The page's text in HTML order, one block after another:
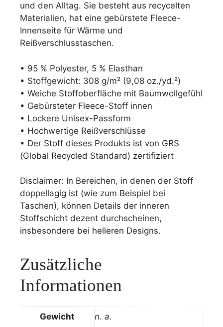
und den Alltag. Sie besteht aus recycelten
Materialien, hat eine gebürstete Fleece-
Innenseite für Wärme und
Reißverschlusstaschen.
• 95 % Polyester, 5 % Elasthan
• Stoffgewicht: 308 g/m² (9,08 oz./yd.²)
• Weiche Stoffoberfläche mit Baumwollgefühl
• Gebürsteter Fleece-Stoff innen
• Lockere Unisex-Passform
• Hochwertige Reißverschlüsse
• Der Stoff dieses Produkts ist von GRS
(Global Recycled Standard) zertifiziert
Disclaimer: In Bereichen, in denen der Stoff
doppellagig ist (wie zum Beispiel bei
Taschen), können Details der inneren
Stoffschicht dezent durchscheinen,
insbesondere bei helleren Designs.
Zusätzliche
Informationen
Gewicht n. a.